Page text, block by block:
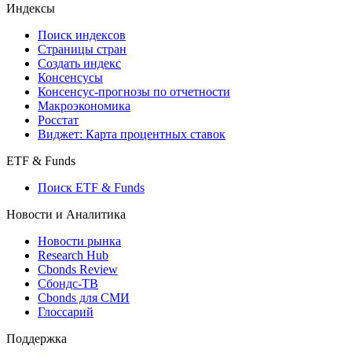
Индексы
Поиск индексов
Страницы стран
Создать индекс
Консенсусы
Консенсус-прогнозы по отчетности
Макроэкономика
Росстат
Виджет: Карта процентных ставок
ETF & Funds
Поиск ETF & Funds
Новости и Аналитика
Новости рынка
Research Hub
Cbonds Review
Сбондс-ТВ
Cbonds для СМИ
Глоссарий
Поддержка